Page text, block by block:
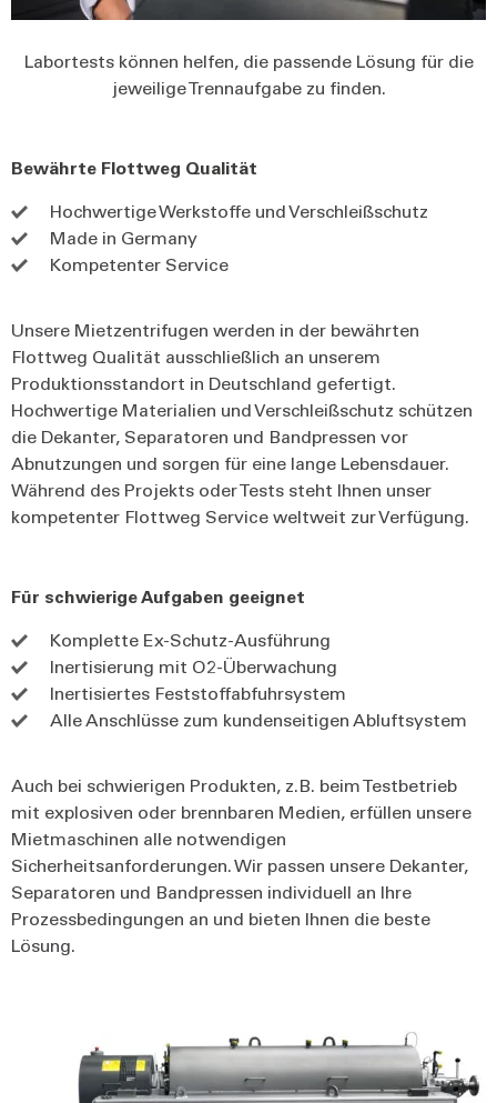
Labortests können helfen, die passende Lösung für die
jeweilige Trennaufgabe zu finden.
Bewährte Flottweg Qualität
Hochwertige Werkstoffe und Verschleißschutz
Made in Germany
Kompetenter Service
Unsere Mietzentrifugen werden in der bewährten
Flottweg Qualität ausschließlich an unserem
Produktionsstandort in Deutschland gefertigt.
Hochwertige Materialien und Verschleißschutz schützen
die Dekanter, Separatoren und Bandpressen vor
Abnutzungen und sorgen für eine lange Lebensdauer.
Während des Projekts oder Tests steht Ihnen unser
kompetenter Flottweg Service weltweit zur Verfügung.
Für schwierige Aufgaben geeignet
Komplette Ex-Schutz-Ausführung
Inertisierung mit O2-Überwachung
Inertisiertes Feststoffabfuhrsystem
Alle Anschlüsse zum kundenseitigen Abluftsystem
Auch bei schwierigen Produkten, z.B. beim Testbetrieb
mit explosiven oder brennbaren Medien, erfüllen unsere
Mietmaschinen alle notwendigen
Sicherheitsanforderungen. Wir passen unsere Dekanter,
Separatoren und Bandpressen individuell an Ihre
Prozessbedingungen an und bieten Ihnen die beste
Lösung.